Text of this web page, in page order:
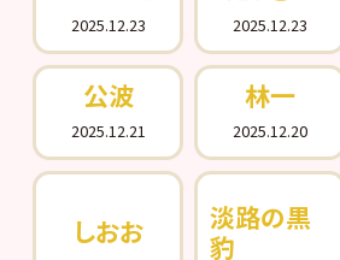
2025.12.23 2025.12.23
公波
2025.12.21
林一
2025.12.20
しおお
淡路の黒
豹